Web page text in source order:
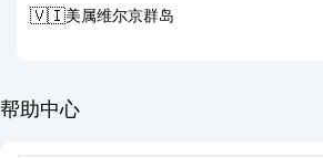
🇻🇮美属维尔京群岛
帮助中心